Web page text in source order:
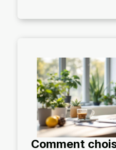
Comment